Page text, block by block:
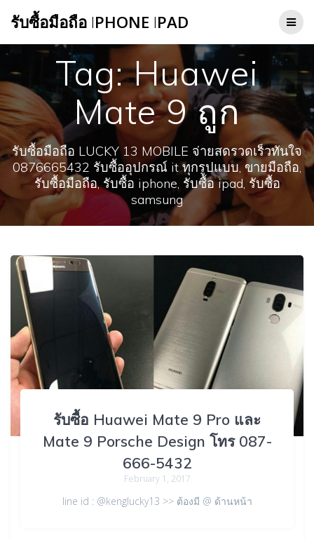
to
รับซื้อมือถือ IPHONE IPAD
Tag:Huawei
Mate 9 ถูก
รับซื้อมือถือ LUCKY 13 MOBILE จ่ายสดรวดเร็วทันใจ
0876665432 รับซื้ออุปกรณ์ it ทุกรูปแบบ, ขายมือถือ,
รับซื้อมือถือ, รับซื้อ iphone, รับซื้อ ipad, รับซื้อ
samsung
รับซื้อ Huawei Mate 9 Pro และ
Mate 9 Porsche Design โทร 087-
666-5432
February 1, 2017
line id : @kenglucky13 >> ต้องมี @ ด้านหน้า